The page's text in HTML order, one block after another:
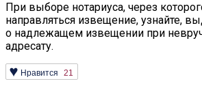
При выборе нотариуса, через
направляться извещение, узнайте,
о надлежащем извещении при
адресату.
Нравится 21